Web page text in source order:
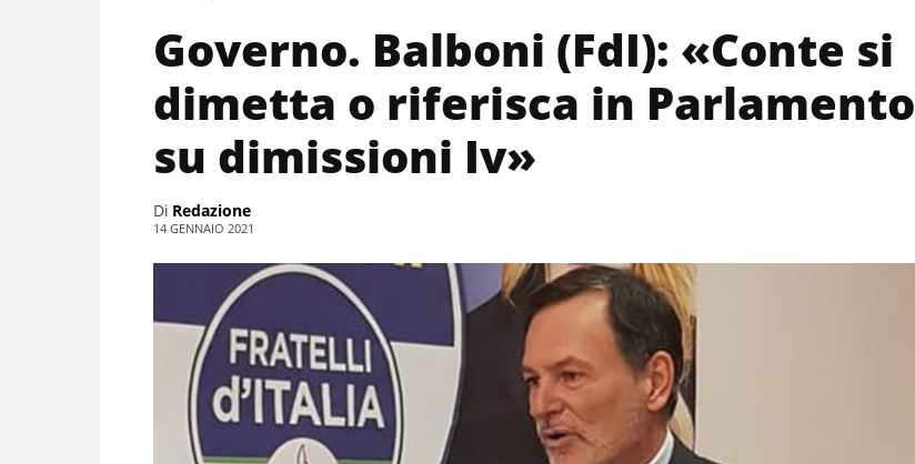
Governo. Balboni (FdI): «Conte si
dimetta o riferisca in Parlamento
su dimissioni Iv»
Di Redazione
14 GENNAIO 2021